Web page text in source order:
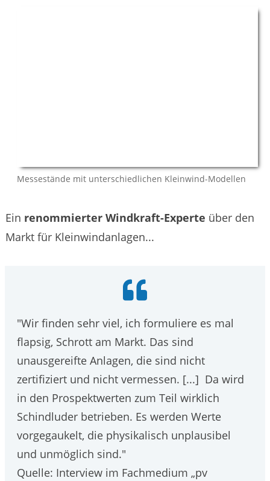
Messestände mit unterschiedlichen Kleinwind-Modellen
Ein renommierter Windkraft-Experte über den
Markt für Kleinwindanlagen...
"Wir finden sehr viel, ich formuliere es mal
flapsig, Schrott am Markt. Das sind
unausgereifte Anlagen, die sind nicht
zertifiziert und nicht vermessen. [...] Da wird
in den Prospektwerten zum Teil wirklich
Schindluder betrieben. Es werden Werte
vorgegaukelt, die physikalisch unplausibel
und unmöglich sind."
Quelle: Interview im Fachmedium „pv